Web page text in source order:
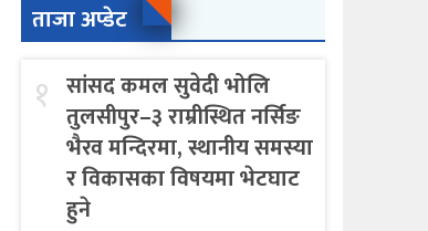
ताजा अप्डेट
१ सांसद कमल सुवेदी भोलि
तुलसीपुर–३ राम्रीस्थित नर्सिङ
भैरव मन्दिरमा, स्थानीय समस्या
र विकासका विषयमा भेटघाट
हुने